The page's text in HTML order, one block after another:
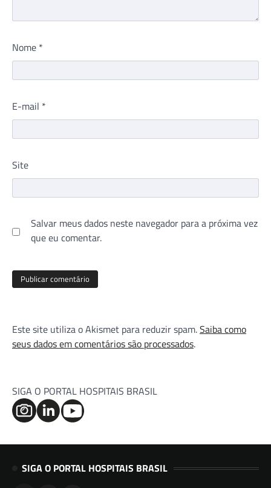
Nome *
E-mail *
Site
Salvar meus dados neste navegador para a próxima vez
que eu comentar.
Este site utiliza o Akismet para reduzir spam.Saiba como
seus dados em comentários são processados.
SIGA O PORTAL HOSPITAIS BRASIL
SIGA O PORTAL HOSPITAIS BRASIL